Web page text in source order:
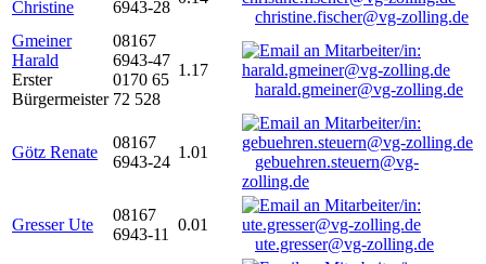
Christine
6943-28
christine.fischer@vg-zolling.de
Gmeiner
Harald
Erster
Bürgermeister
08167
6943-47
0170 65
72 528
1.17
harald.gmeiner@vg-zolling.de
Götz Renate
08167
6943-24
1.01
gebuehren.steuern@vg-
zolling.de
Gresser Ute
08167
6943-11
0.01
ute.gresser@vg-zolling.de